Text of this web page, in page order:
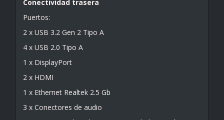
Conectividad trasera
Puertos:
2 x USB 3.2 Gen 2 Tipo A
4 x USB 2.0 Tipo A
1 x DisplayPort
2 x HDMI
1 x Ethernet Realtek 2.5 Gb
3 x Conectores de audio